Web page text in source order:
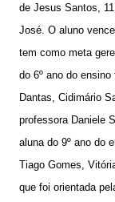
de Jesus Santos,
José. O aluno
tem como meta
do 6º ano do
Dantas, Cidimário
professora Daniele
aluna do 9º ano do
Tiago Gomes,
que foi orientada